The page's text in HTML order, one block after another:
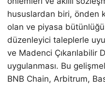
hususlardan biri, önden
olan ve piyasa
düzenleyici taleplerle
ve Madenci Çıkarılabilir
uygulanması. Bu
BNB Chain, Arbitrum,